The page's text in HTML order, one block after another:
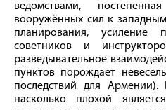
ведомствами,
вооружённых сил к
планирования, усиление
советников и
разведывательное
пунктов порождает
последствий для
насколько плохой